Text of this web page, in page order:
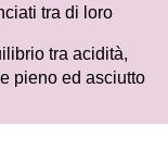
tra di loro
tra acidità,
pieno ed asciutto